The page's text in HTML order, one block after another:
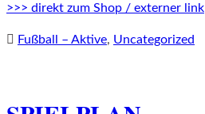
>>> direkt zum Shop / externer link
Fußball – Aktive, Uncategorized